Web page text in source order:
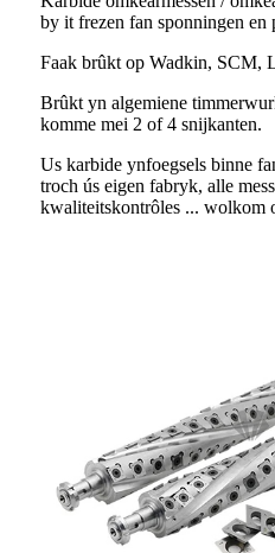
by it frezen fan sponningen en
Faak brûkt op Wadkin, SCM,
Brûkt yn algemiene
komme mei 2 of 4 snijkanten.
Us karbide ynfoegsels binne
troch ús eigen fabryk, alle
kwaliteitskontrôles ... wolkom